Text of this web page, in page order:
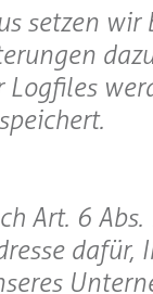
setzen wir
Logfiles
Art. 6